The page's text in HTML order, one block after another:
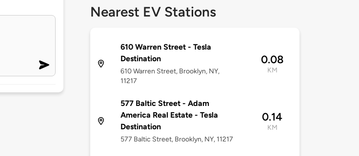
Nearest EV Stations
610 Warren Street - Tesla
Destination
610 Warren Street, Brooklyn, NY,
11217
0.08
KM
577 Baltic Street - Adam
America Real Estate - Tesla
Destination
577 Baltic Street, Brooklyn, NY, 11217
0.14
KM